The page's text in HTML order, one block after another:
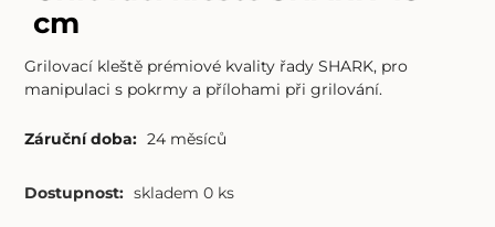
cm
Grilovací kleště prémiové kvality řady SHARK, pro
manipulaci s pokrmy a přílohami při grilování.
Záruční doba: 24 měsíců
Dostupnost: skladem 0 ks